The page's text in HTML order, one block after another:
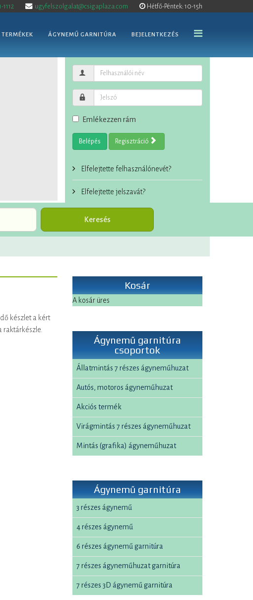
1112 ugyfelszolgalat@csigaplaza.com Hétfő-Péntek: 10-15h
TERMÉKEK ÁGYNEMŰ GARNITÚRA BEJELENTKEZÉS
Emlékezzen rám
Belépés Regisztráció
Elfelejtette felhasználónevét?
Elfelejtette jelszavát?
készlet a kért
Kosár
A kosár üres
Ágynemű garnitúra
csoportok
Állatmintás 7 részes ágyneműhuzat
Autós, motoros ágyneműhuzat
Akciós termék
Virágmintás 7 részes ágyneműhuzat
Mintás (grafika) ágyneműhuzat
Ágynemű garnitúra
3 részes ágynemű
4 részes ágynemű
6 részes ágynemű garnitúra
7 részes ágyneműhuzat garnitúra
7 részes 3D ágynemű garnitúra